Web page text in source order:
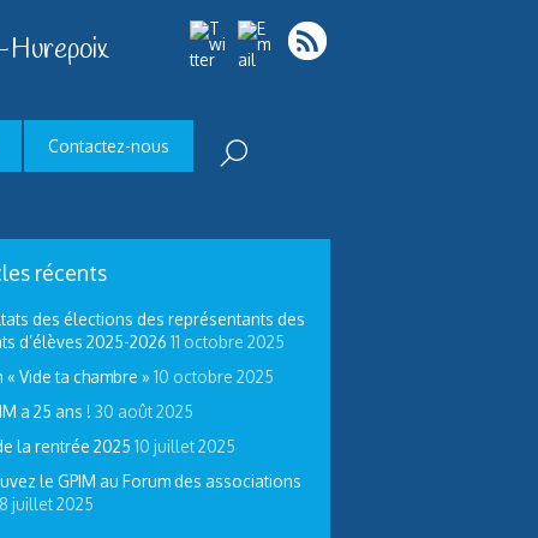
Hurepoix
Contactez-nous
récents
des élections des représentants des
d’élèves 2025-2026 11 octobre 2025
« Vide ta chambre » 10 octobre 2025
a 25 ans ! 30 août 2025
la rentrée 2025 10 juillet 2025
le GPIM au Forum des associations
8 juillet 2025